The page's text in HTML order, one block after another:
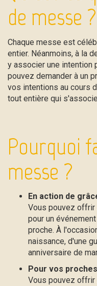
de messe ?
Chaque messe est
entier. Néanmoins, à la
y associer une intention
pouvez demander à un
vos intentions au cours
tout entière qui
Pourquoi
messe ?
En action de
Vous pouvez offrir
pour un
proche. À
naissance, d'une
anniversaire de
Pour vos proches
Vous pouvez offrir